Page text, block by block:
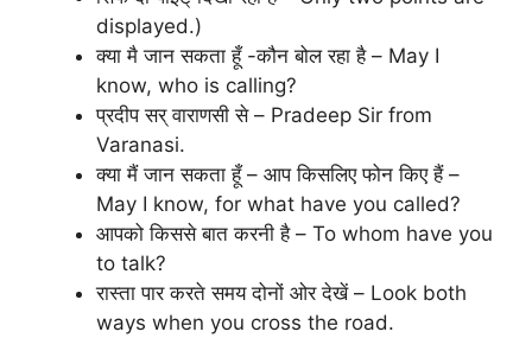
displayed.)
क्या मै जान सकता हूँ -कौन बोल रहा है – May I
know, who is calling?
प्रदीप सर् वाराणसी से – Pradeep Sir from
Varanasi.
क्या मैं जान सकता हूँ – आप किसलिए फोन किए हैं –
May I know, for what have you called?
आपको किससे बात करनी है – To whom have you
to talk?
रास्ता पार करते समय दोनों ओर देखें – Look both
ways when you cross the road.